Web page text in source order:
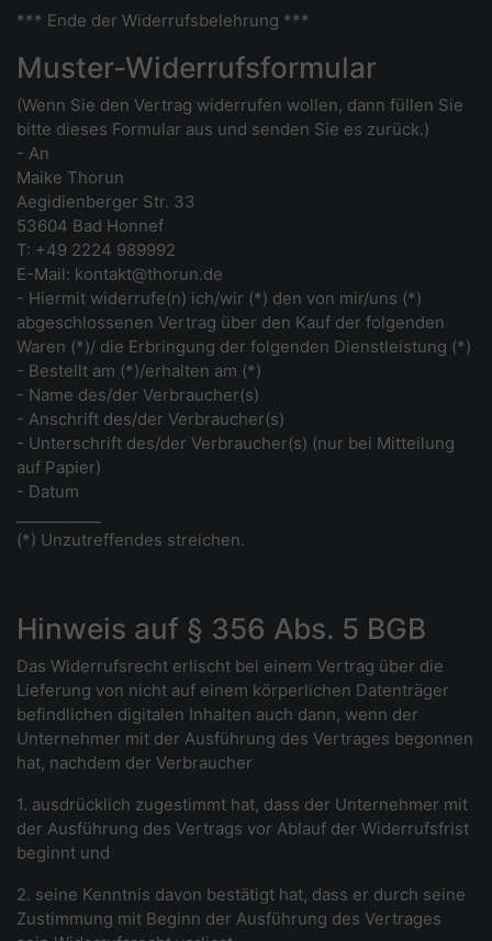
*** Ende der Widerrufsbelehrung ***
Muster-Widerrufsformular
(Wenn Sie den Vertrag widerrufen wollen, dann füllen Sie
bitte dieses Formular aus und senden Sie es zurück.)
- An
Maike Thorun
Aegidienberger Str. 33
53604 Bad Honnef
T: +49 2224 989992
E-Mail: kontakt@thorun.de
- Hiermit widerrufe(n) ich/wir (*) den von mir/uns (*)
abgeschlossenen Vertrag über den Kauf der folgenden
Waren (*)/ die Erbringung der folgenden Dienstleistung (*)
- Bestellt am (*)/erhalten am (*)
- Name des/der Verbraucher(s)
- Anschrift des/der Verbraucher(s)
- Unterschrift des/der Verbraucher(s) (nur bei Mitteilung
auf Papier)
- Datum
(*) Unzutreffendes streichen.
Hinweis auf § 356 Abs. 5 BGB
Das Widerrufsrecht erlischt bei einem Vertrag über die
Lieferung von nicht auf einem körperlichen Datenträger
befindlichen digitalen Inhalten auch dann, wenn der
Unternehmer mit der Ausführung des Vertrages begonnen
hat, nachdem der Verbraucher
1. ausdrücklich zugestimmt hat, dass der Unternehmer mit
der Ausführung des Vertrags vor Ablauf der Widerrufsfrist
beginnt und
2. seine Kenntnis davon bestätigt hat, dass er durch seine
Zustimmung mit Beginn der Ausführung des Vertrages